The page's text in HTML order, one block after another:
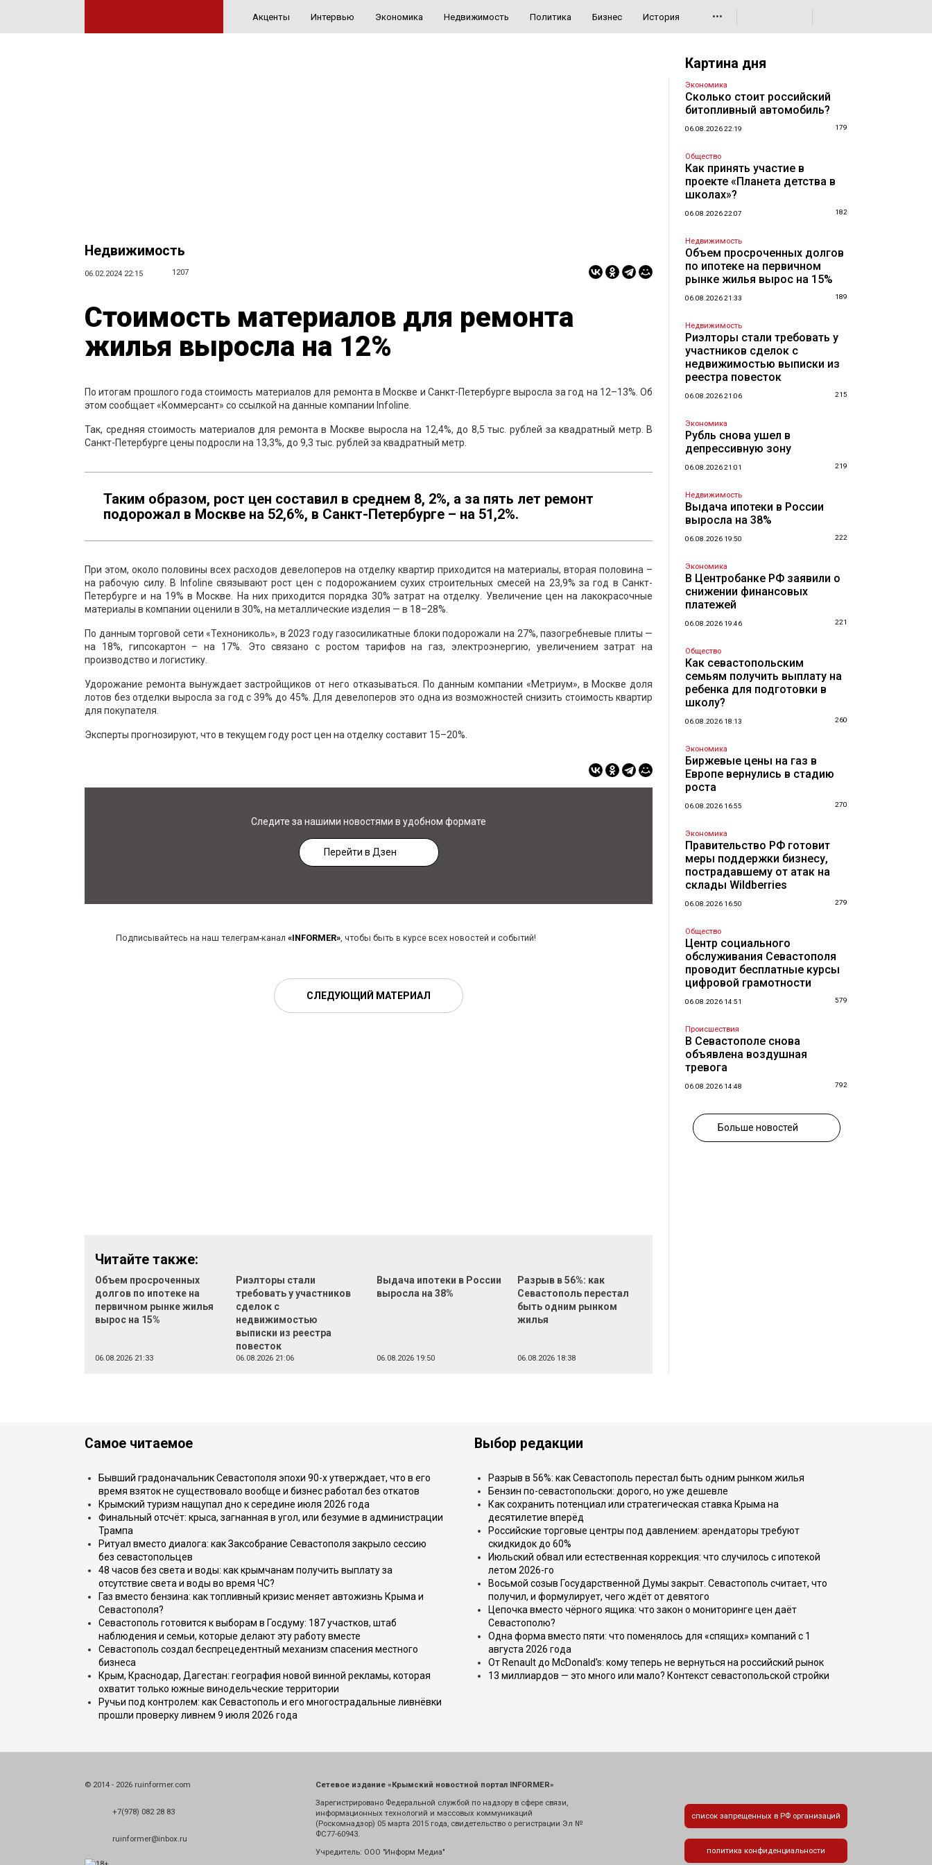
Акценты Интервью Экономика Недвижимость Политика Бизнес История •••
Недвижимость
06.02.2024 22:15 1207
Стоимость материалов для ремонта
жилья выросла на 12%
По итогам прошлого года стоимость материалов для ремонта в Москве и Санкт-Петербурге выросла за год на 12–13%. Об
этом сообщает «Коммерсант» со ссылкой на данные компании Infoline.
Так, средняя стоимость материалов для ремонта в Москве выросла на 12,4%, до 8,5 тыс. рублей за квадратный метр. В
Санкт-Петербурге цены подросли на 13,3%, до 9,3 тыс. рублей за квадратный метр.
Таким образом, рост цен составил в среднем 8, 2%, а за пять лет ремонт
подорожал в Москве на 52,6%, в Санкт-Петербурге – на 51,2%.
При этом, около половины всех расходов девелоперов на отделку квартир приходится на материалы, вторая половина –
на рабочую силу. В Infoline связывают рост цен с подорожанием сухих строительных смесей на 23,9% за год в Санкт-
Петербурге и на 19% в Москве. На них приходится порядка 30% затрат на отделку. Увеличение цен на лакокрасочные
материалы в компании оценили в 30%, на металлические изделия — в 18–28%.
По данным торговой сети «Технониколь», в 2023 году газосиликатные блоки подорожали на 27%, пазогребневые плиты —
на 18%, гипсокартон – на 17%. Это связано с ростом тарифов на газ, электроэнергию, увеличением затрат на
производство и логистику.
Удорожание ремонта вынуждает застройщиков от него отказываться. По данным компании «Метриум», в Москве доля
лотов без отделки выросла за год с 39% до 45%. Для девелоперов это одна из возможностей снизить стоимость квартир
для покупателя.
Эксперты прогнозируют, что в текущем году рост цен на отделку составит 15–20%.
Следите за нашими новостями в удобном формате
Перейти в Дзен
Подписывайтесь на наш телеграм-канал «INFORMER», чтобы быть в курсе всех новостей и событий!
СЛЕДУЮЩИЙ МАТЕРИАЛ
Читайте также:
Объем просроченных
долгов по ипотеке на
первичном рынке жилья
вырос на 15%
06.08.2026 21:33
Риэлторы стали
требовать у участников
сделок с
недвижимостью
выписки из реестра
повесток
06.08.2026 21:06
Выдача ипотеки в России
выросла на 38%
06.08.2026 19:50
Разрыв в 56%: как
Севастополь перестал
быть одним рынком
жилья
06.08.2026 18:38
Картина дня
Экономика
Сколько стоит российский
битопливный автомобиль?
06.08.2026 22:19 179
Общество
Как принять участие в
проекте «Планета детства в
школах»?
06.08.2026 22:07 182
Недвижимость
Объем просроченных долгов
по ипотеке на первичном
рынке жилья вырос на 15%
06.08.2026 21:33 189
Недвижимость
Риэлторы стали требовать у
участников сделок с
недвижимостью выписки из
реестра повесток
06.08.2026 21:06 215
Экономика
Рубль снова ушел в
депрессивную зону
06.08.2026 21:01 219
Недвижимость
Выдача ипотеки в России
выросла на 38%
06.08.2026 19:50 222
Экономика
В Центробанке РФ заявили о
снижении финансовых
платежей
06.08.2026 19:46 221
Общество
Как севастопольским
семьям получить выплату на
ребенка для подготовки в
школу?
06.08.2026 18:13 260
Экономика
Биржевые цены на газ в
Европе вернулись в стадию
роста
06.08.2026 16:55 270
Экономика
Правительство РФ готовит
меры поддержки бизнесу,
пострадавшему от атак на
склады Wildberries
06.08.2026 16:50 279
Общество
Центр социального
обслуживания Севастополя
проводит бесплатные курсы
цифровой грамотности
06.08.2026 14:51 579
Происшествия
В Севастополе снова
объявлена воздушная
тревога
06.08.2026 14:48 792
Больше новостей
Самое читаемое
Бывший градоначальник Севастополя эпохи 90-х утверждает, что в его
время взяток не существовало вообще и бизнес работал без откатов
Крымский туризм нащупал дно к середине июля 2026 года
Финальный отсчёт: крыса, загнанная в угол, или безумие в администрации
Трампа
Ритуал вместо диалога: как Заксобрание Севастополя закрыло сессию
без севастопольцев
48 часов без света и воды: как крымчанам получить выплату за
отсутствие света и воды во время ЧС?
Газ вместо бензина: как топливный кризис меняет автожизнь Крыма и
Севастополя?
Севастополь готовится к выборам в Госдуму: 187 участков, штаб
наблюдения и семьи, которые делают эту работу вместе
Севастополь создал беспрецедентный механизм спасения местного
бизнеса
Крым, Краснодар, Дагестан: география новой винной рекламы, которая
охватит только южные винодельческие территории
Ручьи под контролем: как Севастополь и его многострадальные ливнёвки
прошли проверку ливнем 9 июля 2026 года
Выбор редакции
Разрыв в 56%: как Севастополь перестал быть одним рынком жилья
Бензин по-севастопольски: дорого, но уже дешевле
Как сохранить потенциал или стратегическая ставка Крыма на
десятилетие вперёд
Российские торговые центры под давлением: арендаторы требуют
скидкидок до 60%
Июльский обвал или естественная коррекция: что случилось с ипотекой
летом 2026-го
Восьмой созыв Государственной Думы закрыт. Севастополь считает, что
получил, и формулирует, чего ждёт от девятого
Цепочка вместо чёрного ящика: что закон о мониторинге цен даёт
Севастополю?
Одна форма вместо пяти: что поменялось для «спящих» компаний с 1
августа 2026 года
От Renault до McDonald's: кому теперь не вернуться на российский рынок
13 миллиардов — это много или мало? Контекст севастопольской стройки
© 2014 - 2026 ruinformer.com
+7(978) 082 28 83
ruinformer@inbox.ru
Сетевое издание «Крымский новостной портал INFORMER»
Зарегистрировано Федеральной службой по надзору в сфере связи,
информационных технологий и массовых коммуникаций
(Роскомнадзор) 05 марта 2015 года, свидетельство о регистрации Эл №
ФС77-60943.
Учредитель: ООО "Информ Медиа"
список запрещенных в РФ организаций
политика конфиденциальности